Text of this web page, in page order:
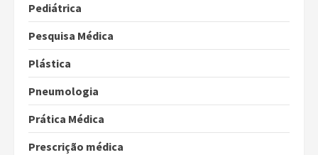
Pediátrica
Pesquisa Médica
Plástica
Pneumologia
Prática Médica
Prescrição médica